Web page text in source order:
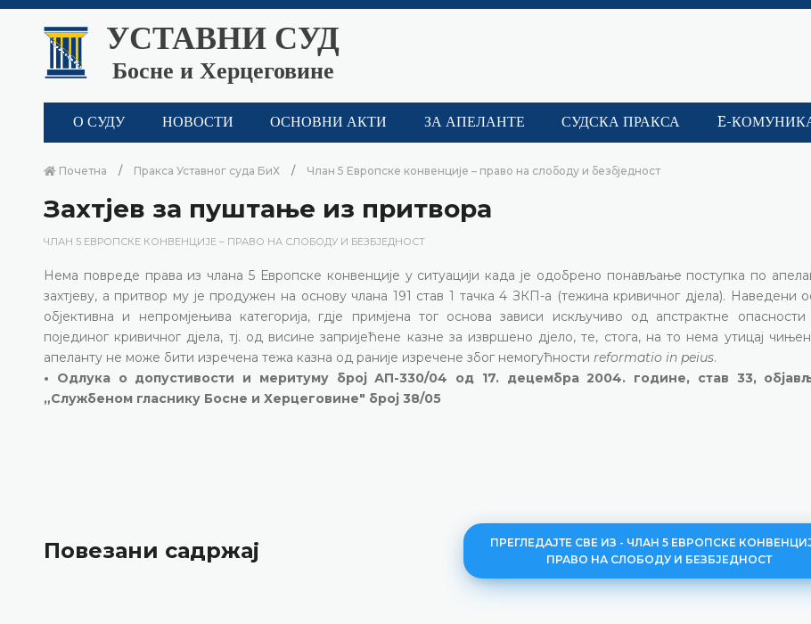
УСТАВНИ СУД
Босне и Херцеговине
О СУДУ НОВОСТИ ОСНОВНИ АКТИ ЗА АПЕЛАНТЕ СУДСКА ПРАКСА E-
Почетна Пракса Уставног суда БиХ Члан 5 Европске конвенције – право на слободу и безбједност
Захтјев за пуштање из притвора
ЧЛАН 5 ЕВРОПСКЕ КОНВЕНЦИЈЕ – ПРАВО НА СЛОБОДУ И БЕЗБЈЕДНОСТ
Нема повреде права из члана 5 Европске конвенције у ситуацији када је одобрено понављање поступка по
захтјеву, а притвор му је продужен на основу члана 191 став 1 тачка 4 ЗКП-а (тежина кривичног дјела). Наведени
објективна и непромјењива категорија, гдје примјена тог основа зависи искључиво од апстрактне опасности
појединог кривичног дјела, тј. од висине запријећене казне за извршено дјело, те, стога, на то нема утицај
апеланту не може бити изречена тежа казна од раније изречене због немогућности reformatio in peius.
• Одлука о допустивости и меритуму број АП-330/04 од 17. децембра 2004. године, став 33,
„Службеном гласнику Босне и Херцеговине" број 38/05
Повезани садржај
ПРЕГЛЕДАЈТЕ СВЕ ИЗ - ЧЛАН 5 ЕВРОПСКЕ
ПРАВО НА СЛОБОДУ И БЕЗБЈЕДНОСТ